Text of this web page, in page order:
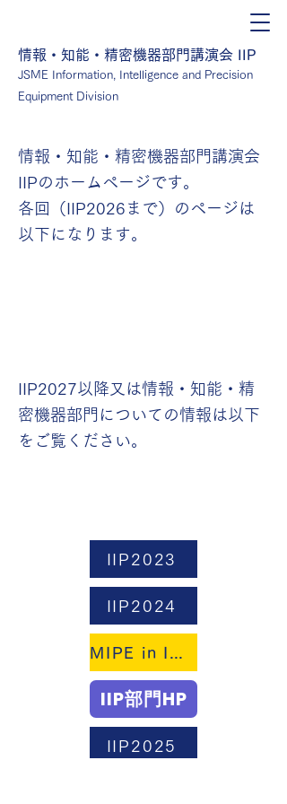
情報・知能・精密機器部門講演会 IIP
JSME Information, Intelligence and Precision
Equipment Division
情報・知能・精密機器部門講演会
IIPのホームページです。
各回（IIP2026まで）のページは
以下になります。
IIP2027以降又は情報・知能・精
密機器部門 についての情報は以下
をご覧ください。
IIP2023
IIP2024
IIP部門HP
IIP2025